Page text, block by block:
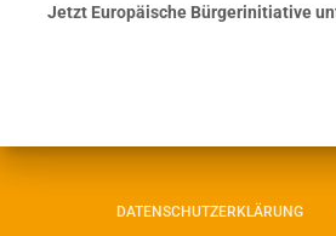
Jetzt Europäische Bürgerinitiative
DATENSCHUTZERKLÄRUNG